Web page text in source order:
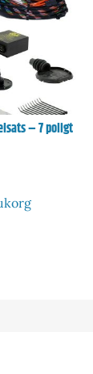
– 7 poligt